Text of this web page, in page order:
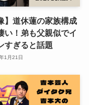
】道休蓮の家族構成
い！弟も父親似でイ
すぎると話題
1月21日